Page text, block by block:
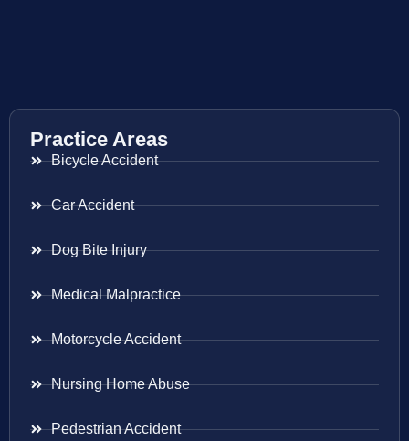
Practice Areas
Bicycle Accident
Car Accident
Dog Bite Injury
Medical Malpractice
Motorcycle Accident
Nursing Home Abuse
Pedestrian Accident